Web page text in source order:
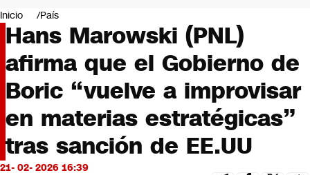
Negocios
Deportes
Programas completos
Cultura
Servicios
Bits
CNN tiempo
Futuro 360
Opinión
Inicio País
Hans Marowski (PNL)
afirma que el Gobierno de
Boric “vuelve a improvisar
en materias estratégicas”
tras sanción de EE.UU
21- 02- 2026 16:39